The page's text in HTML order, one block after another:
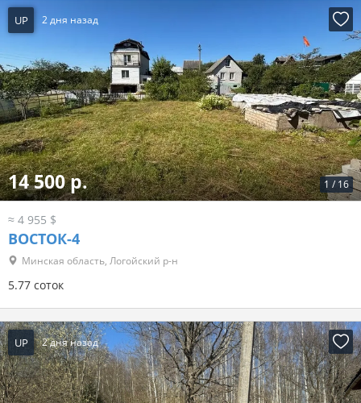
UP 2 дня назад
1 / 16
14 500 р.
≈ 4 955 $
ВОСТОК-4
Минская область, Логойский р-н
5.77 соток
UP 2 дня назад